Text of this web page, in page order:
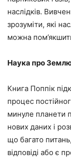
наслідків.
зрозуміти, які
можна
Наука про
Книга Поппік
процес
минуле планети
нових даних і
що багато
відповіді або є